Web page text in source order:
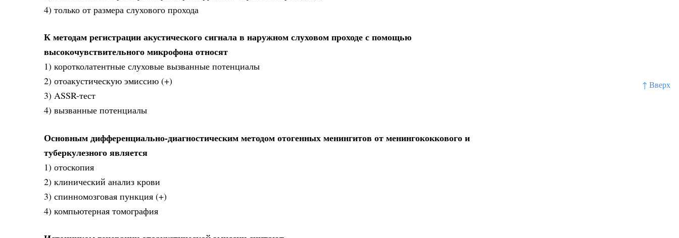
↑ Вверх
4) только от размера слухового прохода
К методам регистрации акустического сигнала в наружном слуховом проходе с помощью
высокочувствительного микрофона относят
1) коротколатентные слуховые вызванные потенциалы
2) отоакустическую эмиссию (+)
3) ASSR-тест
4) вызванные потенциалы
Основным дифференциально-диагностическим методом отогенных менингитов от менингококкового и
туберкулезного является
1) отоскопия
2) клинический анализ крови
3) спинномозговая пункция (+)
4) компьютерная томография